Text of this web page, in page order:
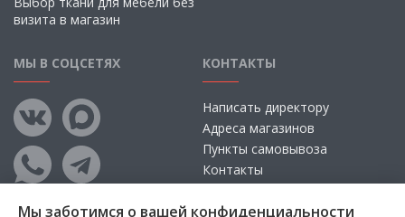
визита в магазин
МЫ В СОЦСЕТЯХ КОНТАКТЫ
Написать директору
Адреса магазинов
Пункты самовывоза
Контакты
Мы заботимся о вашей конфиденциальности